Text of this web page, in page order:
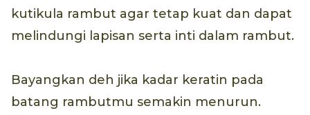
kutikula rambut agar tetap kuat dan dapat
melindungi lapisan serta inti dalam rambut.
Bayangkan deh jika kadar keratin pada
batang rambutmu semakin menurun.